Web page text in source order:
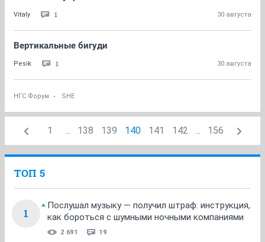
Vitaly 1 30 августа
Вертикальные бигуди
Pesik 1 30 августа
НГС.Форум SHE
1 ... 138 139 140 141 142 ... 156
ТОП 5
1
Послушал музыку — получил штраф: инструкция,
как бороться с шумными ночными компаниями
2 691 19